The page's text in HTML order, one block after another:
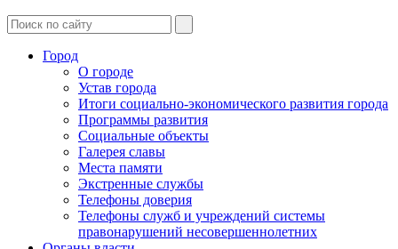
Город
О городе
Устав города
Итоги социально-экономического развития города
Программы развития
Социальные объекты
Галерея славы
Места памяти
Экстренные службы
Телефоны доверия
Телефоны служб и учреждений системы
правонарушений несовершеннолетних